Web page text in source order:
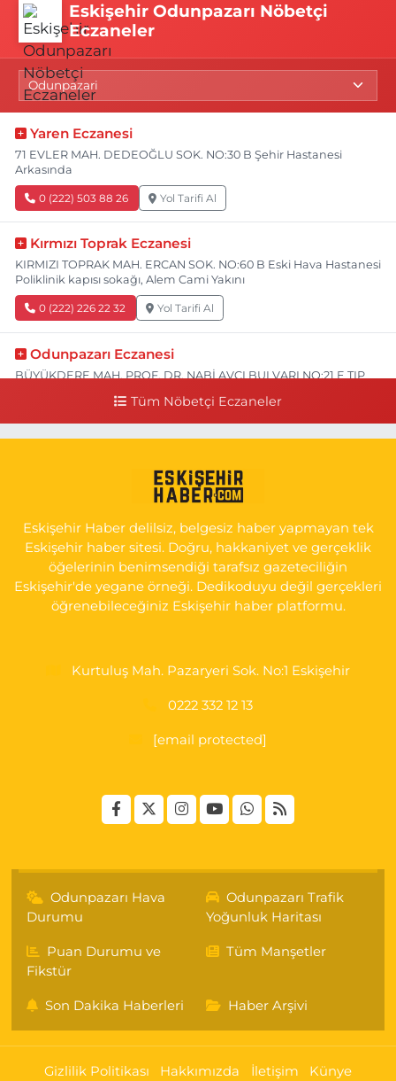
Eskişehir Odunpazarı Nöbetçi
Eczaneler
Yaren Eczanesi
71 EVLER MAH. DEDEOĞLU SOK. NO:30 B Şehir Hastanesi
Arkasında
0 (222) 503 88 26 Yol Tarifi Al
Kırmızı Toprak Eczanesi
KIRMIZI TOPRAK MAH. ERCAN SOK. NO:60 B Eski Hava Hastanesi
Poliklinik kapısı sokağı, Alem Cami Yakını
0 (222) 226 22 32 Yol Tarifi Al
Odunpazarı Eczanesi
BÜYÜKDERE MAH. PROF. DR. NABİ AVCI BULVARI NO:21 E TIP
YENİDOĞAN MH.ŞEHİT SERKAN ÖZAYDIN CD.8 B ESKİ DEVLET
0 (222) 237 75 17 Yol Tarifi Al
Tüm Nöbetçi Eczaneler
Eskişehir Haber delilsiz, belgesiz haber yapmayan tek
Eskişehir haber sitesi. Doğru, hakkaniyet ve gerçeklik
öğelerinin benimsendiği tarafsız gazeteciliğin
Eskişehir'de yegane örneği. Dedikoduyu değil gerçekleri
öğrenebileceğiniz Eskişehir haber platformu.
Kurtuluş Mah. Pazaryeri Sok. No:1 Eskişehir
0222 332 12 13
[email protected]
Odunpazarı Hava
Durumu
Odunpazarı Trafik
Yoğunluk Haritası
Puan Durumu ve
Fikstür
Tüm Manşetler
Son Dakika Haberleri Haber Arşivi
Gizlilik Politikası Hakkımızda İletişim Künye